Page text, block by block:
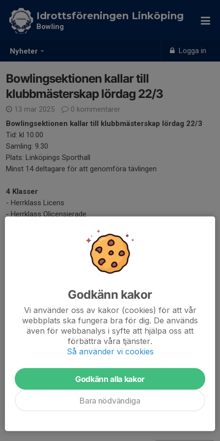
Nyheter Logga in
Idrottsföreningen Linköping
Bowling
Bowlingsektionen kallar till
klubbmästerskap lördag 22/3
13 mar 2025
0 kommentarer
Bowlingsektionen kallar till klubbmästerskap lördag 22/3
Tid: kl 10.00
Samling: 9.30
Plats: Linköpings Sporthall
Minst 14 deltagare för att genomföra tävlingen
4 Klasser
- Herrklass Licens
- Herrklass Olicensierade
Anmälan görs till anders.schultz@saabgroup.com (013-
185048) eller info@iflkpg.se
IF Linköping
Godkänn kakor
Vi använder oss av kakor (cookies) för att vår
webbplats ska fungera bra för dig. De används
även för webbanalys i syfte att hjälpa oss att
förbättra våra tjänster.
Så använder vi cookies
Godkänn alla kakor
Bara nödvändiga